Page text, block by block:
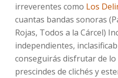
irreverentes como Los
cuantas bandas sonoras
Rojas, Todos a la Cárcel)
independientes,
conseguirás disfrutar de
prescindes de clichés y